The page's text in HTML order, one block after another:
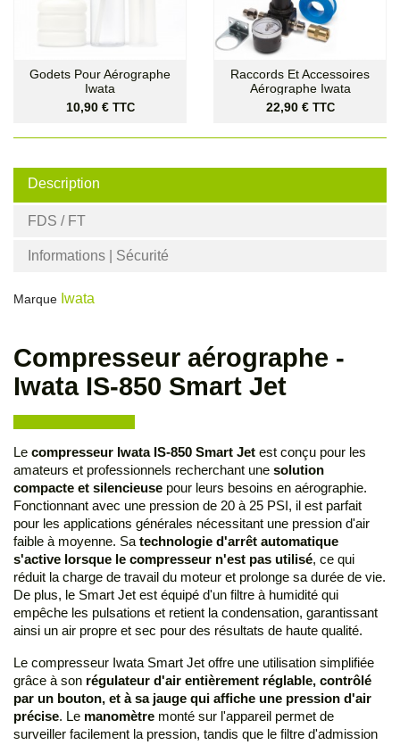
Godets Pour Aérographe
Iwata
Prix
10,90 € TTC
Raccords Et Accessoires
Aérographe Iwata
Prix
22,90 € TTC
Description
FDS / FT
Informations | Sécurité
Marque Iwata
Compresseur aérographe -
Iwata IS-850 Smart Jet
Le compresseur Iwata IS-850 Smart Jet est conçu pour les
amateurs et professionnels recherchant une solution
compacte et silencieuse pour leurs besoins en aérographie.
Fonctionnant avec une pression de 20 à 25 PSI, il est parfait
pour les applications générales nécessitant une pression d'air
faible à moyenne. Satechnologie d'arrêt automatique
s'active lorsque le compresseur n'est pas utilisé, ce qui
réduit la charge de travail du moteur et prolonge sa durée de vie.
De plus, le Smart Jet est équipé d'un filtre à humidité qui
empêche les pulsations et retient la condensation, garantissant
ainsi un air propre et sec pour des résultats de haute qualité.
Le compresseur Iwata Smart Jet offre une utilisation simplifiée
grâce à son régulateur d'air entièrement réglable, contrôlé
par un bouton, et à sa jauge qui affiche une pression d'air
précise. Le manomètre monté sur l'appareil permet de
surveiller facilement la pression, tandis que le filtre d'admission